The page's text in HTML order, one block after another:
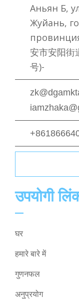
Аньян Б,
Жуйань,
安市安阳街
号)-
उपयोगी
घर
हमारे बारे में
गुणनफल
अनुप्रयोग